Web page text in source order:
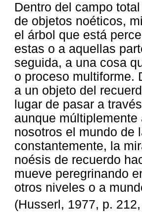
Dentro del campo
de objetos noéticos,
el árbol que está
estas o a aquellas
seguida, a una cosa
o proceso multiforme.
a un objeto del
lugar de pasar a
aunque
nosotros el mundo de
constantemente, la
noésis de recuerdo
mueve peregrinando
otros niveles o a
(Husserl, 1977, p.